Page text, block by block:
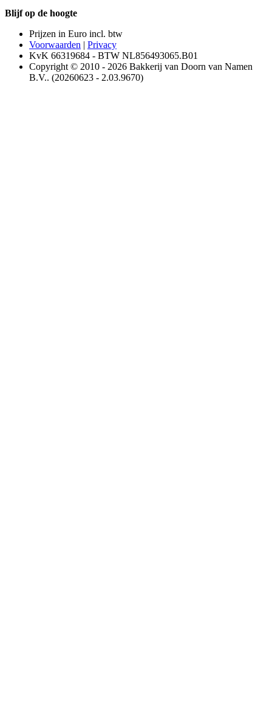
Blijf op de hoogte
Prijzen in Euro incl. btw
Voorwaarden | Privacy
KvK 66319684 - BTW NL856493065.B01
Copyright © 2010 - 2026 Bakkerij van Doorn van Namen
B.V.. (20260623 - 2.03.9670)